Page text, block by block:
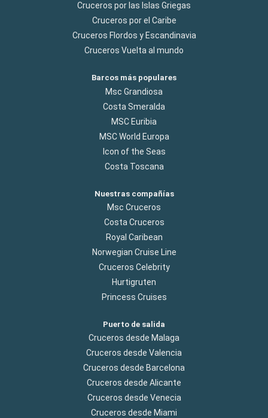
Cruceros por las Islas Griegas
Cruceros por el Caribe
Cruceros Flordos y Escandinavia
Cruceros Vuelta al mundo
Barcos más populares
Msc Grandiosa
Costa Smeralda
MSC Euribia
MSC World Europa
Icon of the Seas
Costa Toscana
Nuestras compañías
Msc Cruceros
Costa Cruceros
Royal Caribean
Norwegian Cruise Line
Cruceros Celebrity
Hurtigruten
Princess Cruises
Puerto de salida
Cruceros desde Malaga
Cruceros desde Valencia
Cruceros desde Barcelona
Cruceros desde Alicante
Cruceros desde Venecia
Cruceros desde Miami